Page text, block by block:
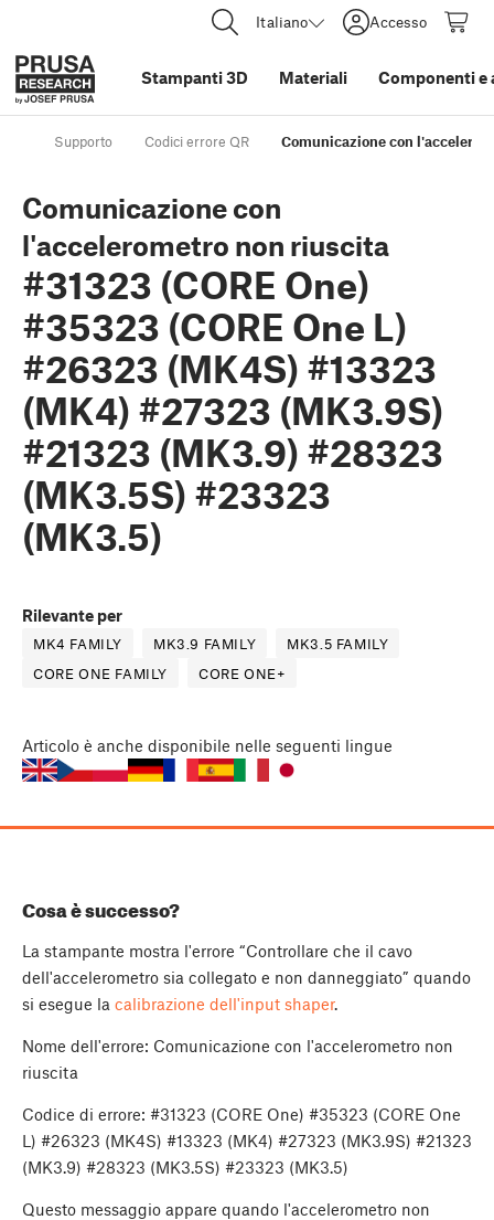
Italiano Accesso
Stampanti 3D Materiali Componenti e
Supporto Codici errore QR Comunicazione con
Comunicazione con
l'accelerometro non riuscita
#31323 (CORE One)
#35323 (CORE One L)
#26323 (MK4S) #13323
(MK4) #27323 (MK3.9S)
#21323 (MK3.9) #28323
(MK3.5S) #23323
(MK3.5)
Rilevante per
MK4 FAMILY MK3.9 FAMILY
MK3.5 FAMILY
CORE ONE FAMILY
CORE ONE+
Articolo è anche disponibile nelle seguenti lingue
Cosa è successo?
La stampante mostra l'errore “Controllare che il cavo
dell'accelerometro sia collegato e non danneggiato” quando
si esegue la calibrazione dell'input shaper.
Nome dell'errore: Comunicazione con l'accelerometro non
riuscita
Codice di errore: #31323 (CORE One) #35323 (CORE One
L) #26323 (MK4S) #13323 (MK4) #27323 (MK3.9S) #21323
(MK3.9) #28323 (MK3.5S) #23323 (MK3.5)
Questo messaggio appare quando l'accelerometro non